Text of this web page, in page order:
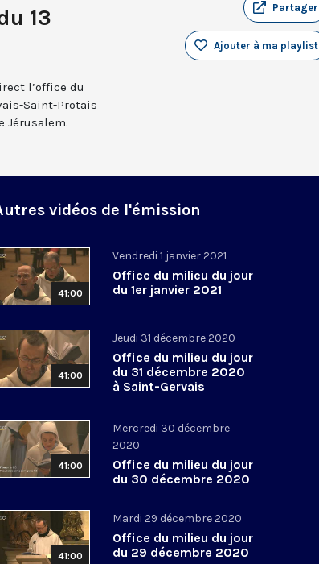
13
Partager
Ajouter à ma playlist
l’office du
Saint-Protais
Jérusalem.
vidéos de l'émission
41:00
Vendredi 1 janvier 2021
Office du milieu du jour
du 1er janvier 2021
41:00
Jeudi 31 décembre 2020
Office du milieu du jour
du 31 décembre 2020
à Saint-Gervais
41:00
Mercredi 30 décembre
2020
Office du milieu du jour
du 30 décembre 2020
41:00
Mardi 29 décembre 2020
Office du milieu du jour
du 29 décembre 2020